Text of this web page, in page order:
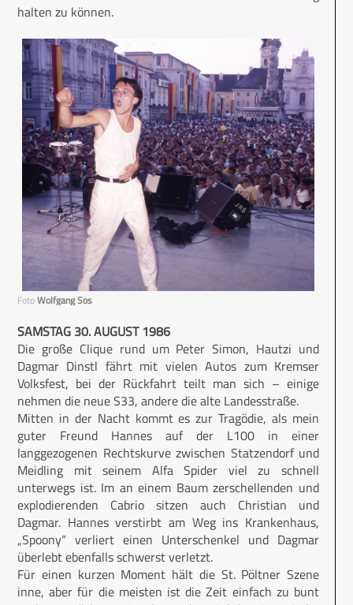
halten zu können.
FotoWolfgang Sos
SAMSTAG 30. AUGUST 1986
Die große Clique rund um Peter Simon, Hautzi und
Dagmar Dinstl fährt mit vielen Autos zum Kremser
Volksfest, bei der Rückfahrt teilt man sich – einige
nehmen die neue S33, andere die alte Landesstraße.
Mitten in der Nacht kommt es zur Tragödie, als mein
guter Freund Hannes auf der L100 in einer
langgezogenen Rechtskurve zwischen Statzendorf und
Meidling mit seinem Alfa Spider viel zu schnell
unterwegs ist. Im an einem Baum zerschellenden und
explodierenden Cabrio sitzen auch Christian und
Dagmar. Hannes verstirbt am Weg ins Krankenhaus,
„Spoony“ verliert einen Unterschenkel und Dagmar
überlebt ebenfalls schwerst verletzt.
Für einen kurzen Moment hält die St. Pöltner Szene
inne, aber für die meis­ten ist die Zeit einfach zu bunt